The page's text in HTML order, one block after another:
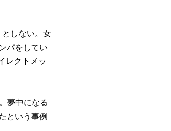
しない。女
パをしてい
レクトメッ
夢中になる
という事例